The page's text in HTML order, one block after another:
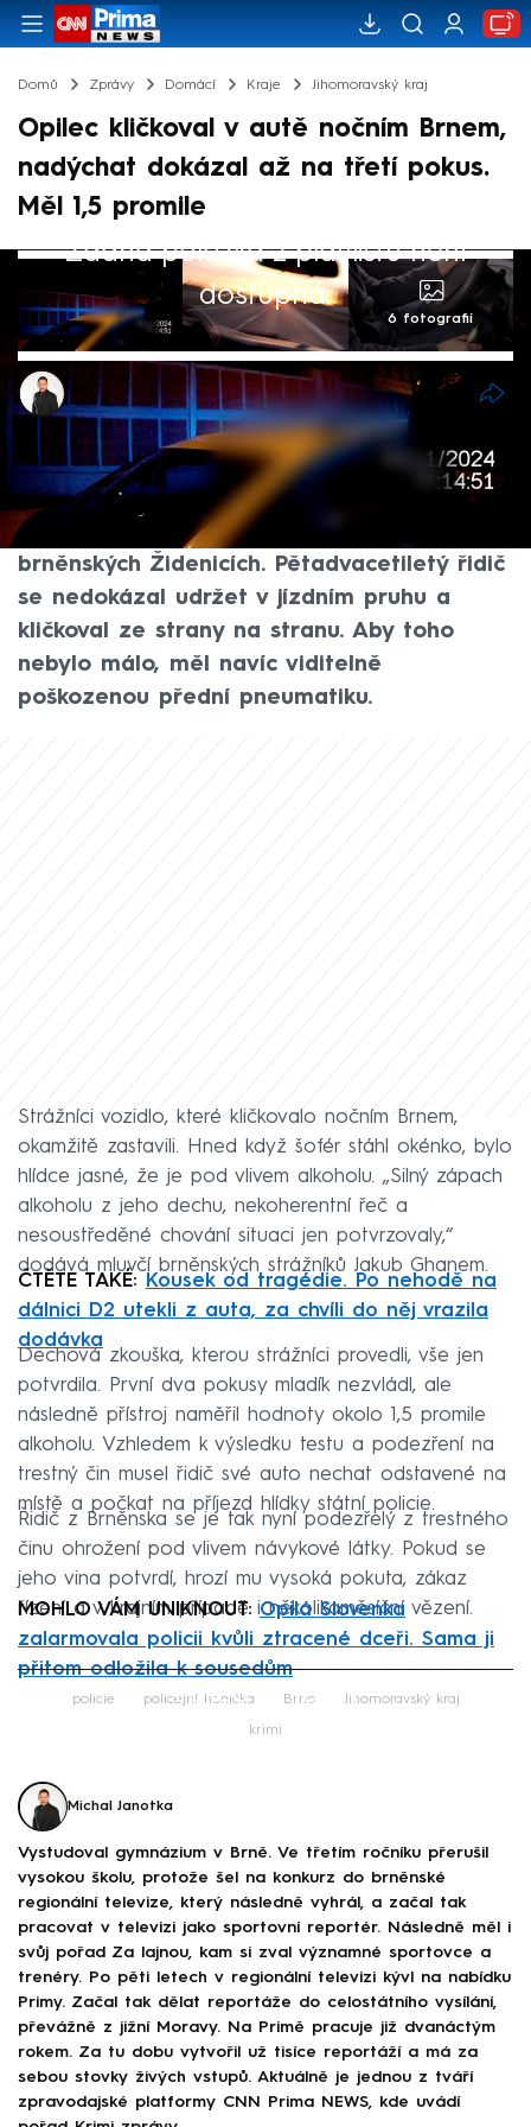
Domů Zprávy Domácí Kraje Jihomoravský kraj
Opilec kličkoval v autě nočním Brnem,
nadýchat dokázal až na třetí pokus.
Měl 1,5 promile
Žádná položka z playlistu není
dostupná.
6 fotografií
Michal Janotka
29. lis 2024, 14:29
Nebezpečná jízda mladíka za volantem
automobilu značky Audi zaujala v pátek ve
dvě hodiny ráno hlídku městské policie v
brněnských Židenicích. Pětadvacetiletý řidič
se nedokázal udržet v jízdním pruhu a
kličkoval ze strany na stranu. Aby toho
nebylo málo, měl navíc viditelně
poškozenou přední pneumatiku.
Strážníci vozidlo, které kličkovalo nočním Brnem,
okamžitě zastavili. Hned když šofér stáhl okénko, bylo
hlídce jasné, že je pod vlivem alkoholu. „Silný zápach
alkoholu z jeho dechu, nekoherentní řeč a
nesoustředěné chování situaci jen potvrzovaly,“
dodává mluvčí brněnských strážníků Jakub Ghanem.
ČTĚTE TAKÉ:
Kousek od tragédie. Po nehodě na
dálnici D2 utekli z auta, za chvíli do něj vrazila
dodávka
Dechová zkouška, kterou strážníci provedli, vše jen
potvrdila. První dva pokusy mladík nezvládl, ale
následně přístroj naměřil hodnoty okolo 1,5 promile
alkoholu. Vzhledem k výsledku testu a podezření na
trestný čin musel řidič své auto nechat odstavené na
místě a počkat na příjezd hlídky státní policie.
Řidič z Brněnska se je tak nyní podezřelý z trestného
činu ohrožení pod vlivem návykové látky. Pokud se
jeho vina potvrdí, hrozí mu vysoká pokuta, zákaz
řízení a v krajním případě i několikaměsíční vězení.
MOHLO VÁM UNIKNOUT:Opilá Slovenka
zalarmovala policii kvůli ztracené dceři. Sama ji
přitom odložila k sousedům
Failed to fetch
policie policejní honička Brno Jihomoravský kraj
krimi
Michal Janotka
Vystudoval gymnázium v Brně. Ve třetím ročníku přerušil
vysokou školu, protože šel na konkurz do brněnské
regionální televize, který následně vyhrál, a začal tak
pracovat v televizi jako sportovní reportér. Následně měl i
svůj pořad Za lajnou, kam si zval významné sportovce a
trenéry. Po pěti letech v regionální televizi kývl na nabídku
Primy. Začal tak dělat reportáže do celostátního vysílání,
převážně z jižní Moravy. Na Primě pracuje již dvanáctým
rokem. Za tu dobu vytvořil už tisíce reportáží a má za
sebou stovky živých vstupů. Aktuálně je jednou z tváří
zpravodajské platformy CNN Prima NEWS, kde uvádí